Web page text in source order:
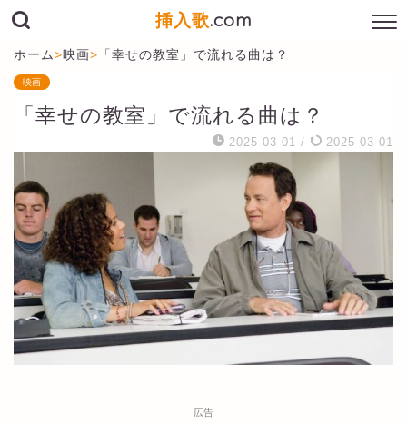
挿入歌.com
ホーム>映画> 「幸せの教室」で流れる曲は？
映画
「幸せの教室」で流れる曲は？
2025-03-01 / 2025-03-01
広告